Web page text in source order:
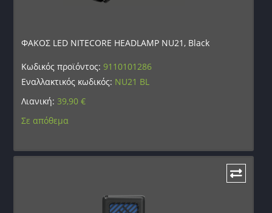
ΦΑΚΟΣ LED NITECORE HEADLAMP NU21, Black
Κωδικός προϊόντος:9110101286
Εναλλακτικός κωδικός: NU21 BL
Λιανική: 39,90€
Σε απόθεμα